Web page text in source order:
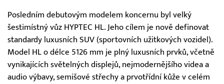
Posledním debutovým modelem koncernu byl velký
šestimístný vůz HYPTEC HL. Jeho cílem je nově definovat
standardy luxusních SUV (sportovních užitkových vozidel).
Model HL o délce 5126 mm je plný luxusních prvků, včetně
vynikajících světelných displejů, nejmodernějšího videa a
audio výbavy, semišové střechy a prvotřídní kůže v celém